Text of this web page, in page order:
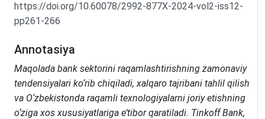
https://doi.org/10.60078/2992-877X-2024-vol2-iss12-
pp261-266
Annotasiya
Maqolada bank sektorini raqamlashtirishning zamonaviy
tendensiyalari ko‘rib chiqiladi, xalqaro tajribani tahlil qilish
va O‘zbekistonda raqamli texnologiyalarni joriy etishning
o‘ziga xos xususiyatlariga e’tibor qaratiladi. Tinkoff Bank,